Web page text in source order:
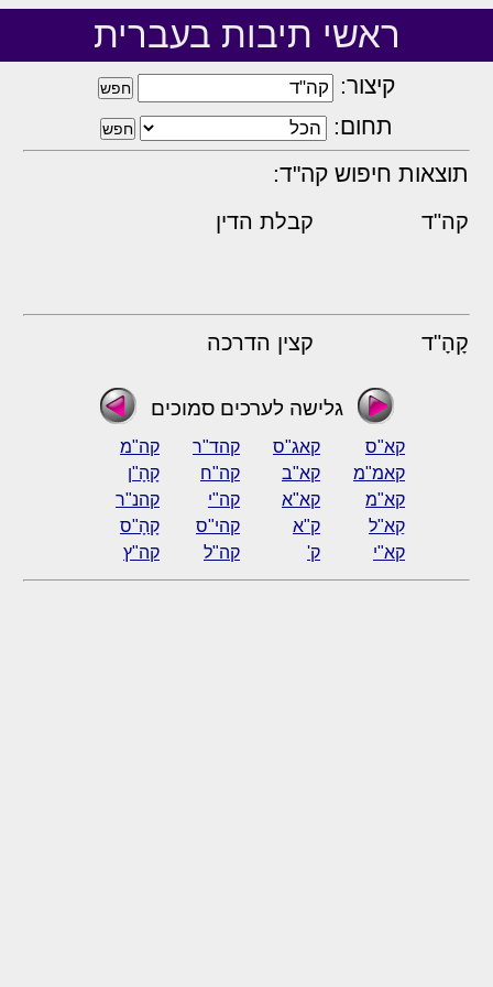
ראשי תיבות בעברית
קיצור:
תחום:
תוצאות חיפוש קה"ד:
קה"ד קבלת הדין
קָהָ"ד קצין הדרכה
גלישה לערכים סמוכים
קא"ס קאג"ס קהד"ר
קה"מ
קאמ"מ
קא"ב קה"ח
קָהָ"ן
קא"מ
קא"א קה"י
קהנ"ר
קַא"ל
ק"א קהי"ס
קָהָ"ס
קא"י
ק' קה"ל קה"ץ